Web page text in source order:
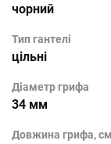
чорний
Тип гантелі
цільні
Діаметр грифа
34 мм
Довжина грифа, см